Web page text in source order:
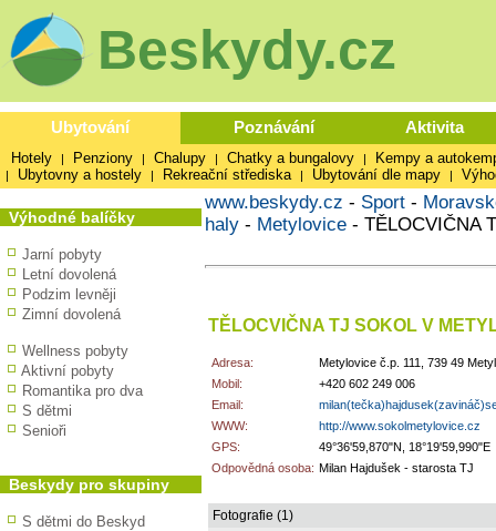
Beskydy.cz
Ubytování Poznávání Aktivita
Hotely | Penziony | Chalupy | Chatky a bungalovy | Kempy a
| Ubytovny a hostely | Rekreační střediska | Ubytování dle mapy |
Výhodné balíčky
Jarní pobyty
Letní dovolená
Podzim levněji
Zimní dovolená
Wellness pobyty
Aktivní pobyty
Romantika pro dva
S dětmi
Senioři
Beskydy pro skupiny
S dětmi do Beskyd
www.beskydy.cz - Sport -
haly - Metylovice - TĚLOCVIČNA
TĚLOCVIČNA TJ SOKOL V
Adresa:
Metylovice č.p. 111, 739 49
Mobil:
+420 602 249 006
Email:
WWW:
http://www.sokolmetylovice.cz
GPS:
49°36'59,870"N, 18°19'59,990"E
Odpovědná osoba: Milan Hajdušek - starosta TJ
Fotografie (1)